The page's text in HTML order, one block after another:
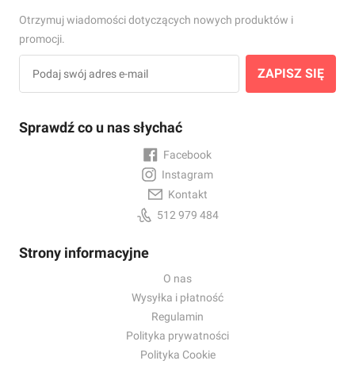
Sprawdź co u nas słychać
Facebook
Instagram
Kontakt
512 979 484
Strony informacyjne
O nas
Wysyłka i płatność
Regulamin
Polityka prywatności
Polityka Cookie
Otrzymuj wiadomości dotyczących nowych produktów i
promocji.
ZAPISZ SIĘ